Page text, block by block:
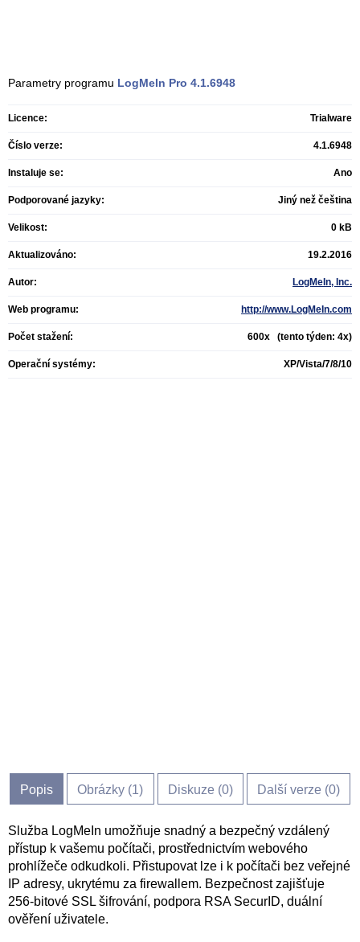
Parametry programu LogMeIn Pro 4.1.6948
Licence: Trialware
Číslo verze: 4.1.6948
Instaluje se: Ano
Podporované jazyky: Jiný než čeština
Velikost: 0 kB
Aktualizováno: 19.2.2016
Autor: LogMeIn, Inc.
Web programu: http://www.LogMeIn.com
Počet stažení: 600x (tento týden: 4x)
Operační systémy: XP/Vista/7/8/10
Popis Obrázky (1) Diskuze (0) Další verze (0)
Služba LogMeIn umožňuje snadný a bezpečný vzdálený
přístup k vašemu počítači, prostřednictvím webového
prohlížeče odkudkoli. Přistupovat lze i k počítači bez veřejné
IP adresy, ukrytému za firewallem. Bezpečnost zajišťuje
256-bitové SSL šifrování, podpora RSA SecurID, duální
ověření uživatele.